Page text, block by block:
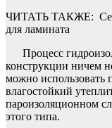
ЧИТАТЬ ТАКЖЕ:
для ламината
Процесс
конструкции ничем
можно использовать
влагостойкий
пароизоляционном
этого типа.